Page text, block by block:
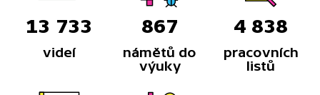
13 733
videí
867
námětů do
výuky
4 838
pracovních
listů